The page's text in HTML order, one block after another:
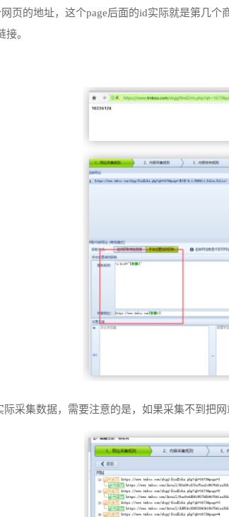
网页的地址，这个page后面的id实际就是第几
。
际采集数据，需要注意的是，如果采集不到把网